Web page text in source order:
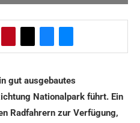
gut ausgebautes
Nationalpark führt. Ein
Radfahrern zur Verfügung,